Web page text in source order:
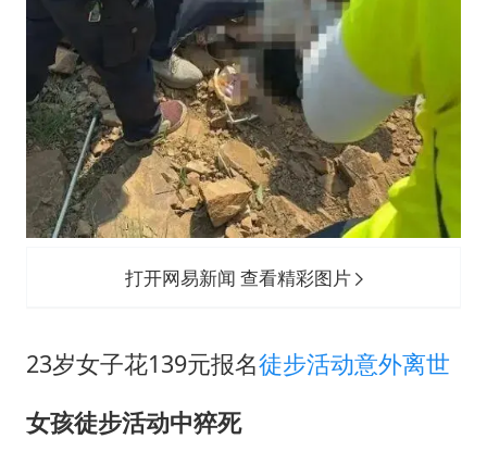
打开网易新闻 查看精彩图片
23岁女子花139元报名徒步活动意外离世
女孩徒步活动中猝死